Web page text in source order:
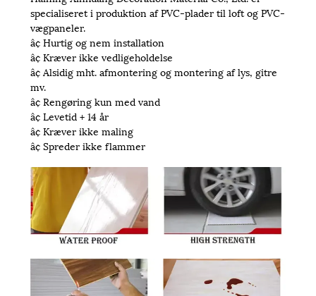
specialiseret i produktion af PVC-plader til loft og PVC-
vægpaneler.
â¢ Hurtig og nem installation
â¢ Kræver ikke vedligeholdelse
â¢ Alsidig mht. afmontering og montering af lys, gitre
mv.
â¢ Rengøring kun med vand
â¢ Levetid + 14 år
â¢ Kræver ikke maling
â¢ Spreder ikke flammer